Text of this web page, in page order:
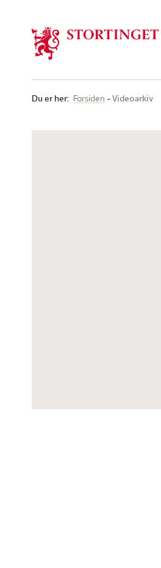
Du er her: Forsiden Videoarkiv